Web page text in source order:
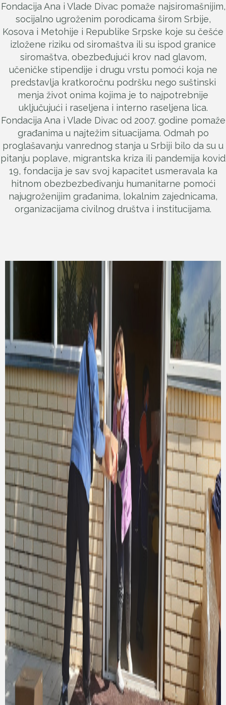
Fondacija Ana i Vlade Divac pomaže najsiromašnijim,
socijalno ugroženim porodicama širom Srbije,
Kosova i Metohije i Republike Srpske koje su češće
izložene riziku od siromaštva ili su ispod granice
siromaštva, obezbeđujući krov nad glavom,
učeničke stipendije i drugu vrstu pomoći koja ne
predstavlja kratkoročnu podršku nego suštinski
menja život onima kojima je to najpotrebnije
uključujući i raseljena i interno raseljena lica.
Fondacija Ana i Vlade Divac od 2007. godine pomaže
građanima u najtežim situacijama. Odmah po
proglašavanju vanrednog stanja u Srbiji bilo da su u
pitanju poplave, migrantska kriza ili pandemija kovid
19, fondacija je sav svoj kapacitet usmeravala ka
hitnom obezbezbeđivanju humanitarne pomoći
najugroženijim građanima, lokalnim zajednicama,
organizacijama civilnog društva i institucijama.